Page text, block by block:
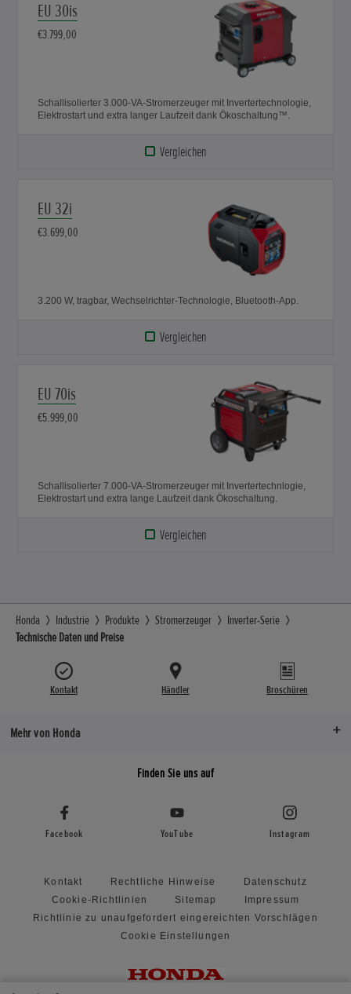
EU 30is
€3.799,00
Schallisolierter 3.000-VA-Stromerzeuger mit Invertertechnologie,
Elektrostart und extra langer Laufzeit dank Ökoschaltung™.
Vergleichen
EU 32i
€3.699,00
3.200 W, tragbar, Wechselrichter-Technologie, Bluetooth-App.
Vergleichen
EU 70is
€5.999,00
Schallisolierter 7.000-VA-Stromerzeuger mit Invertertechnlogie,
Elektrostart und extra lange Laufzeit dank Ökoschaltung.
Vergleichen
Honda Industrie Produkte Stromerzeuger
Inverter-Serie
Technische Daten und Preise
Kontakt Händler Broschüren
Mehr von Honda
Finden Sie uns auf
Facebook YouTube Instagram
Kontakt Rechtliche Hinweise
Datenschutz
Cookie-Richtlinien
Sitemap
Impressum
Richtlinie zu unaufgefordert eingereichten Vorschlägen
Cookie Einstellungen